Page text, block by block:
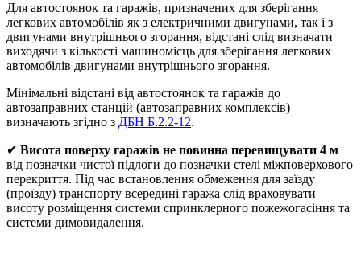
Для автостоянок та гаражів, призначених для зберігання
легкових автомобілів як з електричними двигунами, так і з
двигунами внутрішнього згорання, відстані слід визначати
виходячи з кількості машиномісць для зберігання легкових
автомобілів двигунами внутрішнього згорання.
Мінімальні відстані від автостоянок та гаражів до
автозаправних станцій (автозаправних комплексів)
визначають згідно з ДБН Б.2.2-12.
✔ Висота поверху гаражів не повинна перевищувати 4 м
від позначки чистої підлоги до позначки стелі міжповерхового
перекриття. Під час встановлення обмеження для заїзду
(проїзду) транспорту всередині гаража слід враховувати
висоту розміщення системи спринклерного пожежогасіння та
системи димовидалення.